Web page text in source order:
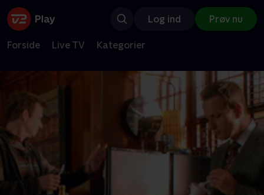
Log ind Prøv nu
Forside Live TV Kategorier